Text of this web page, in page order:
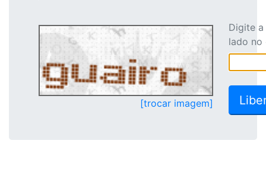
[trocar imagem]
Digite
lado no